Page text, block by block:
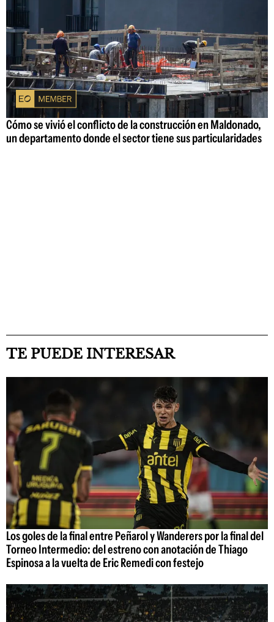
Cómo se vivió el conflicto de la construcción en Maldonado,
un departamento donde el sector tiene sus particularidades
TE PUEDE INTERESAR
Los goles de la final entre Peñarol y Wanderers por la final del
Torneo Intermedio: del estreno con anotación de Thiago
Espinosa a la vuelta de Eric Remedi con festejo